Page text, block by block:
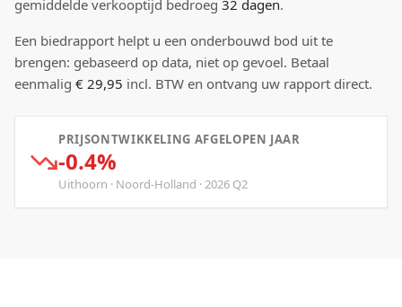
gemiddelde verkooptijd bedroeg 32 dagen.
Een biedrapport helpt u een onderbouwd bod uit te
brengen: gebaseerd op data, niet op gevoel. Betaal
eenmalig € 29,95 incl. BTW en ontvang uw rapport direct.
PRIJSONTWIKKELING AFGELOPEN JAAR
-0.4%
Uithoorn · Noord-Holland ·2026 Q2